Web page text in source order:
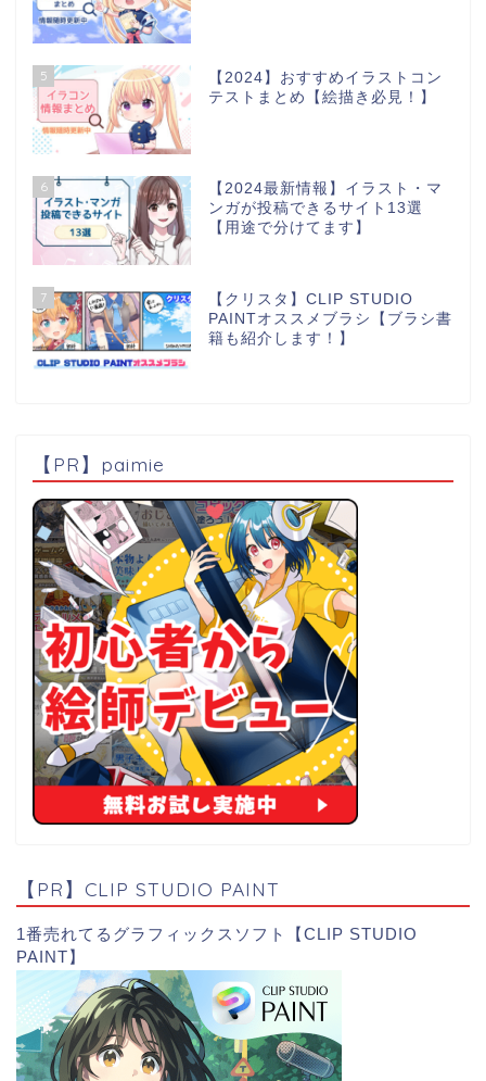
5
【2024】おすすめイラストコン
テストまとめ【絵描き必見！】
6
【2024最新情報】イラスト・マ
ンガが投稿できるサイト13選
【用途で分けてます】
7
【クリスタ】CLIP STUDIO
PAINTオススメブラシ【ブラシ書
籍も紹介します！】
【PR】paimie
【PR】CLIP STUDIO PAINT
1番売れてるグラフィックスソフト【CLIP STUDIO
PAINT】